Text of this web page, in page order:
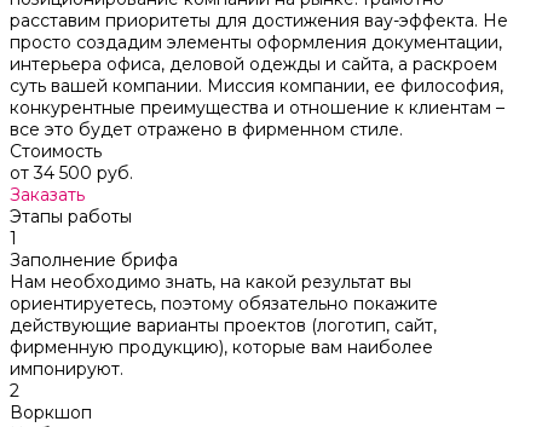
расставим приоритеты для достижения вау-эффекта. Не
просто создадим элементы оформления документации,
интерьера офиса, деловой одежды и сайта, а раскроем
суть вашей компании. Миссия компании, ее философия,
конкурентные преимущества и отношение к клиентам –
все это будет отражено в фирменном стиле.
Стоимость
от 34 500 руб.
Заказать
Этапы работы
1
Заполнение брифа
Нам необходимо знать, на какой результат вы
ориентируетесь, поэтому обязательно покажите
действующие варианты проектов (логотип, сайт,
фирменную продукцию), которые вам наиболее
импонируют.
2
Воркшоп